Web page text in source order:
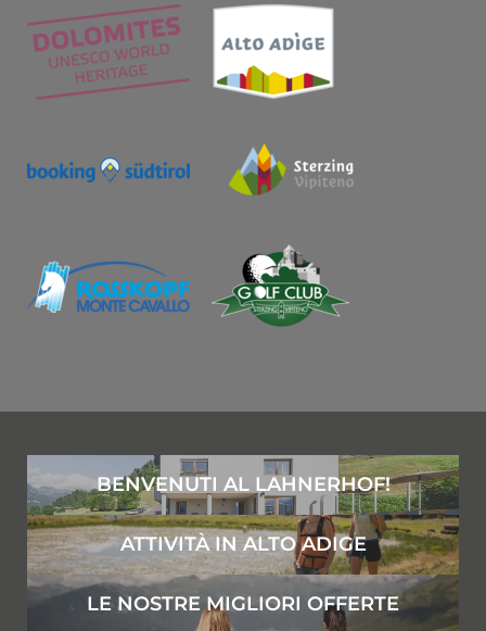
BENVENUTI AL LAHNERHOF!
ATTIVITÀ IN ALTO ADIGE
LE NOSTRE MIGLIORI OFFERTE
REGISTRAZIONE ALLA NEWSLETTER
Cognome
E-mail
Consenso marketing
* obbligatorio